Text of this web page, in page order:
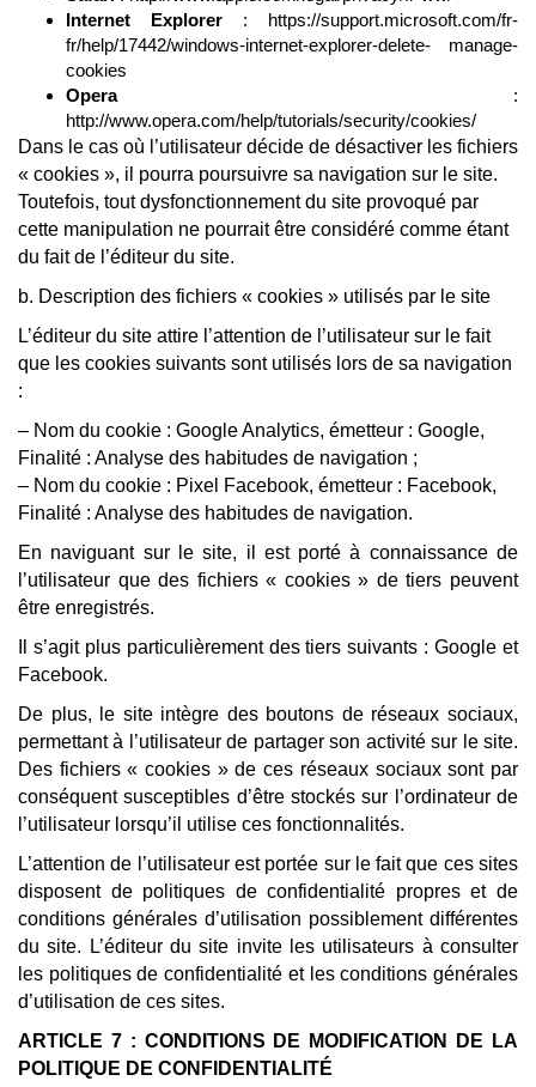
Internet Explorer : https://support.microsoft.com/fr-
fr/help/17442/windows-internet-explorer-delete- manage-
cookies
Opera:
http://www.opera.com/help/tutorials/security/cookies/
Dans le cas où l’utilisateur décide de désactiver les fichiers
« cookies », il pourra poursuivre sa navigation sur le site.
Toutefois, tout dysfonctionnement du site provoqué par
cette manipulation ne pourrait être considéré comme étant
du fait de l’éditeur du site.
b. Description des fichiers « cookies » utilisés par le site
L’éditeur du site attire l’attention de l’utilisateur sur le fait
que les cookies suivants sont utilisés lors de sa navigation
:
– Nom du cookie : Google Analytics, émetteur : Google,
Finalité : Analyse des habitudes de navigation ;
– Nom du cookie : Pixel Facebook, émetteur : Facebook,
Finalité : Analyse des habitudes de navigation.
En naviguant sur le site, il est porté à connaissance de
l’utilisateur que des fichiers « cookies » de tiers peuvent
être enregistrés.
Il s’agit plus particulièrement des tiers suivants : Google et
Facebook.
De plus, le site intègre des boutons de réseaux sociaux,
permettant à l’utilisateur de partager son activité sur le site.
Des fichiers « cookies » de ces réseaux sociaux sont par
conséquent susceptibles d’être stockés sur l’ordinateur de
l’utilisateur lorsqu’il utilise ces fonctionnalités.
L’attention de l’utilisateur est portée sur le fait que ces sites
disposent de politiques de confidentialité propres et de
conditions générales d’utilisation possiblement différentes
du site. L’éditeur du site invite les utilisateurs à consulter
les politiques de confidentialité et les conditions générales
d’utilisation de ces sites.
ARTICLE 7 : CONDITIONS DE MODIFICATION DE LA
POLITIQUE DE CONFIDENTIALITÉ